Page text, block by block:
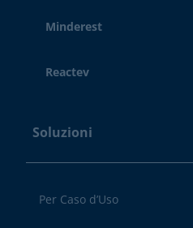
Minderest
Reactev
Soluzioni
Per Caso d’Uso